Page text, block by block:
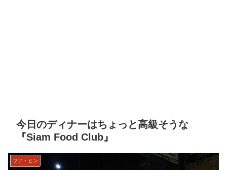
今日のディナーはちょっと高級そうな
『Siam Food Club』
フア・ヒン